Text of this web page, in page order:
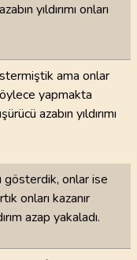
yıldırımı onları
ama onlar
yapmakta
azabın yıldırımı
gösterdik, onlar ise
onları kazanır
azap yakaladı.